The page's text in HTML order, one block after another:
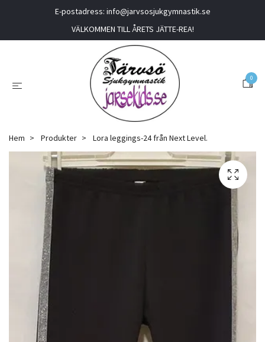
E-postadress: info@jarvsosjukgymnastik.se
VÄLKOMMEN TILL ÅRETS JÄTTE-REA!
0
Hem Produkter Lora leggings-24 från Next Level.